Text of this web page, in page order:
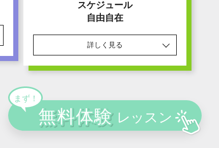
スケジュール
自由自在
詳しく見る